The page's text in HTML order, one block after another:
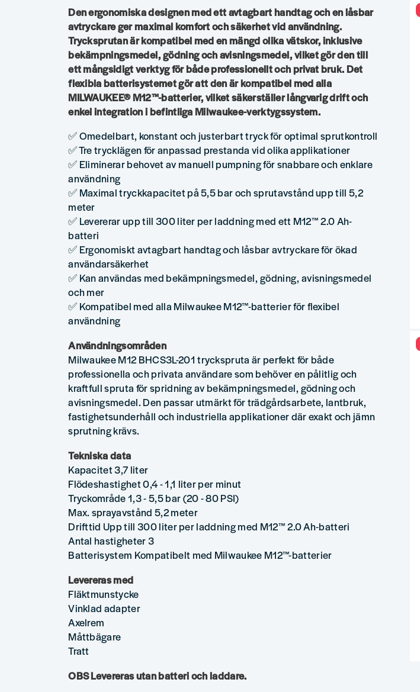
Den ergonomiska designen med ett avtagbart handtag och en låsbar
avtryckare ger maximal komfort och säkerhet vid användning.
Trycksprutan är kompatibel med en mängd olika vätskor, inklusive
bekämpningsmedel, gödning och avisningsmedel, vilket gör den till
ett mångsidigt verktyg för både professionellt och privat bruk. Det
flexibla batterisystemet gör att den är kompatibel med alla
MILWAUKEE® M12™-batterier, vilket säkerställer långvarig drift och
enkel integration i befintliga Milwaukee-verktygssystem.
✅ Omedelbart, konstant och justerbart tryck för optimal sprutkontroll
✅ Tre trycklägen för anpassad prestanda vid olika applikationer
✅ Eliminerar behovet av manuell pumpning för snabbare och enklare
användning
✅ Maximal tryckkapacitet på 5,5 bar och sprutavstånd upp till 5,2
meter
✅ Levererar upp till 300 liter per laddning med ett M12™ 2.0 Ah-
batteri
✅ Ergonomiskt avtagbart handtag och låsbar avtryckare för ökad
användarsäkerhet
✅ Kan användas med bekämpningsmedel, gödning, avisningsmedel
och mer
✅ Kompatibel med alla Milwaukee M12™-batterier för flexibel
användning
Användningsområden
Milwaukee M12 BHCS3L-201 tryckspruta är perfekt för både
professionella och privata användare som behöver en pålitlig och
kraftfull spruta för spridning av bekämpningsmedel, gödning och
avisningsmedel. Den passar utmärkt för trädgårdsarbete, lantbruk,
fastighetsunderhåll och industriella applikationer där exakt och jämn
sprutning krävs.
Tekniska data
Kapacitet 3,7 liter
Flödeshastighet 0,4 - 1,1 liter per minut
Tryckområde 1,3 - 5,5 bar (20 - 80 PSI)
Max. sprayavstånd 5,2 meter
Drifttid Upp till 300 liter per laddning med M12™ 2.0 Ah-batteri
Antal hastigheter 3
Batterisystem Kompatibelt med Milwaukee M12™-batterier
Levereras med
Fläktmunstycke
Vinklad adapter
Axelrem
Måttbägare
Tratt
OBS Levereras utan batteri och laddare.